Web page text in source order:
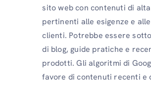
sito web con contenuti di
pertinenti alle esigenze e
clienti. Potrebbe essere
di blog, guide pratiche e
prodotti. Gli algoritmi di
favore di contenuti recenti e